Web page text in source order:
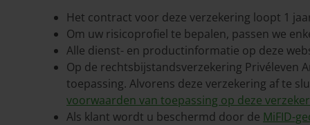
Het contract voor deze verzekering loopt 1
Om uw risicoprofiel te bepalen, passen we
Alle dienst- en productinformatie op deze
Op de rechtsbijstandsverzekering Privéleven
toepassing. Alvorens deze verzekering af te
voorwaarden van toepassing op deze
Als klant wordt u beschermd door de MiFID-